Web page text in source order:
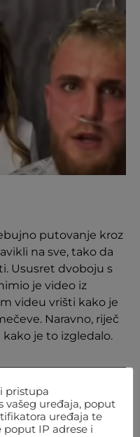
putovanje kroz
na sve, tako da
Ususret dvoboju s
je video iz
videu vrišti kako je
Naravno, riječ
kako je to izgledalo.
pristupa
vašeg uređaja, poput
uređaja te
IP adrese i